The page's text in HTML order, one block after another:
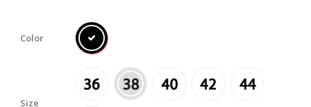
Color
Size